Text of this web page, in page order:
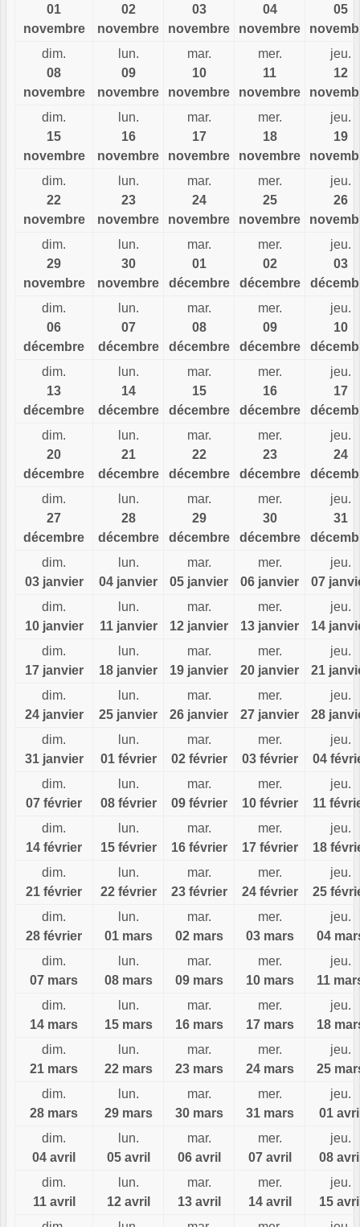
01
novembre
02
novembre
03
novembre
04
novembre
05
dim.
08
novembre
lun.
09
novembre
mar.
10
novembre
mer.
11
novembre
jeu.
12
dim.
15
novembre
lun.
16
novembre
mar.
17
novembre
mer.
18
novembre
jeu.
19
dim.
22
novembre
lun.
23
novembre
mar.
24
novembre
mer.
25
novembre
jeu.
26
dim.
29
novembre
lun.
30
novembre
mar.
01
décembre
mer.
02
décembre
jeu.
03
dim.
06
décembre
lun.
07
décembre
mar.
08
décembre
mer.
09
décembre
jeu.
10
dim.
13
décembre
lun.
14
décembre
mar.
15
décembre
mer.
16
décembre
jeu.
17
dim.
20
décembre
lun.
21
décembre
mar.
22
décembre
mer.
23
décembre
jeu.
24
dim.
27
décembre
lun.
28
décembre
mar.
29
décembre
mer.
30
décembre
jeu.
31
dim.
03 janvier
lun.
04 janvier
mar.
05 janvier
mer.
06 janvier
jeu.
07
dim.
10 janvier
lun.
11 janvier
mar.
12 janvier
mer.
13 janvier
jeu.
14
dim.
17 janvier
lun.
18 janvier
mar.
19 janvier
mer.
20 janvier
jeu.
21
dim.
24 janvier
lun.
25 janvier
mar.
26 janvier
mer.
27 janvier
jeu.
28
dim.
31 janvier
lun.
01 février
mar.
02 février
mer.
03 février
jeu.
04
dim.
07 février
lun.
08 février
mar.
09 février
mer.
10 février
jeu.
11
dim.
14 février
lun.
15 février
mar.
16 février
mer.
17 février
jeu.
18
dim.
21 février
lun.
22 février
mar.
23 février
mer.
24 février
jeu.
25
dim.
28 février
lun.
01 mars
mar.
02 mars
mer.
03 mars
jeu.
04
dim.
07 mars
lun.
08 mars
mar.
09 mars
mer.
10 mars
jeu.
11
dim.
14 mars
lun.
15 mars
mar.
16 mars
mer.
17 mars
jeu.
18
dim.
21 mars
lun.
22 mars
mar.
23 mars
mer.
24 mars
jeu.
25
dim.
28 mars
lun.
29 mars
mar.
30 mars
mer.
31 mars
jeu.
01
dim.
04 avril
lun.
05 avril
mar.
06 avril
mer.
07 avril
jeu.
08
dim.
11 avril
lun.
12 avril
mar.
13 avril
mer.
14 avril
jeu.
15